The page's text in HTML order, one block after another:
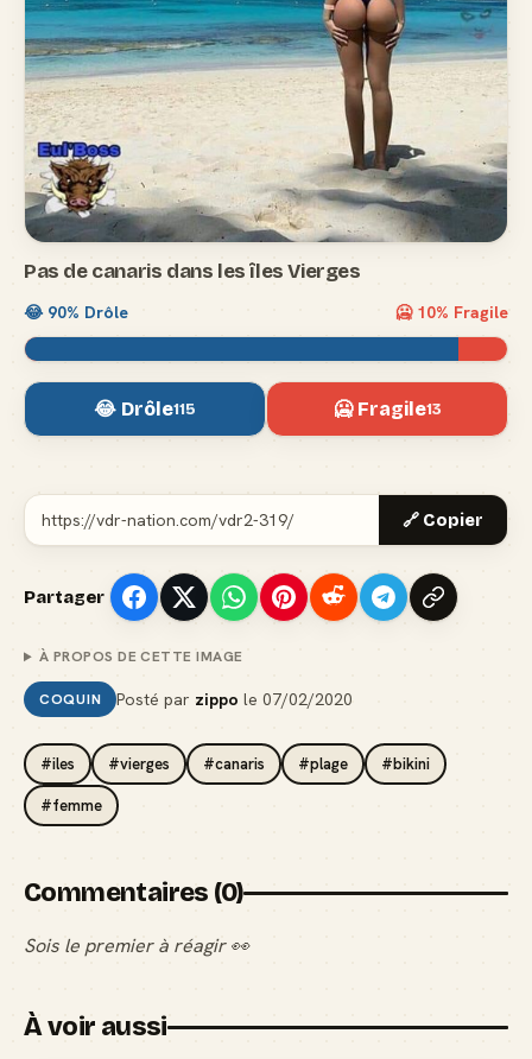
Pas de canaris dans les îles Vierges
😂 90% Drôle 🥶 10% Fragile
😂 Drôle115 🥶 Fragile13
🔗 Copier
Partager
À PROPOS DE CETTE IMAGE
COQUIN Posté par zippo le07/02/2020
#iles #vierges #canaris #plage #bikini
#femme
Commentaires (0)
Sois le premier à réagir 👀
À voir aussi